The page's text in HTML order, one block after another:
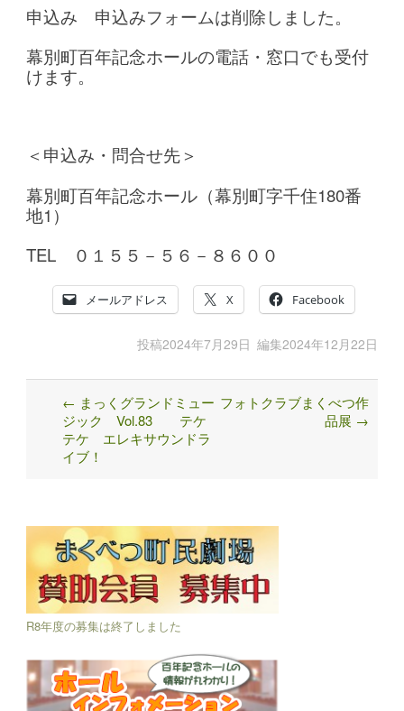
申込み 申込みフォームは削除しました。
幕別町百年記念ホールの電話・窓口でも受付
けます。
＜申込み・問合せ先＞
幕別町百年記念ホール（幕別町字千住180番
地1）
TEL ０１５５－５６－８６００
メールアドレス X Facebook
投稿2024年7月29日 編集2024年12月22日
Post
navigation
← まっくグランドミュー
ジック Vol.83 テケ
テケ エレキサウンドラ
イブ！
フォトクラブまくべつ作
品展 →
R8年度の募集は終了しました